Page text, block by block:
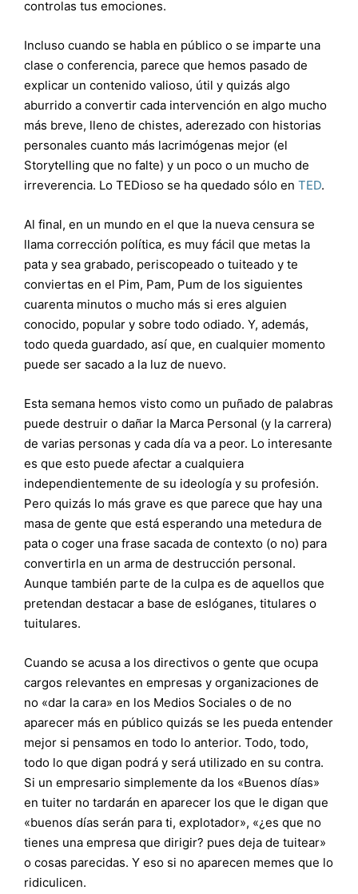
controlas tus emociones.
Incluso cuando se habla en público o se imparte una
clase o conferencia, parece que hemos pasado de
explicar un contenido valioso, útil y quizás algo
aburrido a convertir cada intervención en algo mucho
más breve, lleno de chistes, aderezado con historias
personales cuanto más lacrimógenas mejor (el
Storytelling que no falte) y un poco o un mucho de
irreverencia. Lo TEDioso se ha quedado sólo en TED.
Al final, en un mundo en el que la nueva censura se
llama corrección política, es muy fácil que metas la
pata y sea grabado, periscopeado o tuiteado y te
conviertas en el Pim, Pam, Pum de los siguientes
cuarenta minutos o mucho más si eres alguien
conocido, popular y sobre todo odiado. Y, además,
todo queda guardado, así que, en cualquier momento
puede ser sacado a la luz de nuevo.
Esta semana hemos visto como un puñado de palabras
puede destruir o dañar la Marca Personal (y la carrera)
de varias personas y cada día va a peor. Lo interesante
es que esto puede afectar a cualquiera
independientemente de su ideología y su profesión.
Pero quizás lo más grave es que parece que hay una
masa de gente que está esperando una metedura de
pata o coger una frase sacada de contexto (o no) para
convertirla en un arma de destrucción personal.
Aunque también parte de la culpa es de aquellos que
pretendan destacar a base de eslóganes, titulares o
tuitulares.
Cuando se acusa a los directivos o gente que ocupa
cargos relevantes en empresas y organizaciones de
no «dar la cara» en los Medios Sociales o de no
aparecer más en público quizás se les pueda entender
mejor si pensamos en todo lo anterior. Todo, todo,
todo lo que digan podrá y será utilizado en su contra.
Si un empresario simplemente da los «Buenos días»
en tuiter no tardarán en aparecer los que le digan que
«buenos días serán para ti, explotador», «¿es que no
tienes una empresa que dirigir? pues deja de tuitear»
o cosas parecidas. Y eso si no aparecen memes que lo
ridiculicen.